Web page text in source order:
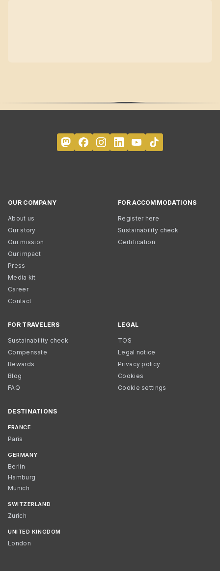
OUR COMPANY
About us
Our story
Our mission
Our impact
Press
Media kit
Career
Contact
FOR ACCOMMODATIONS
Register here
Sustainability check
Certification
FOR TRAVELERS
Sustainability check
Compensate
Rewards
Blog
FAQ
LEGAL
TOS
Legal notice
Privacy policy
Cookies
Cookie settings
DESTINATIONS
FRANCE
Paris
GERMANY
Berlin
Hamburg
Munich
SWITZERLAND
Zurich
UNITED KINGDOM
London